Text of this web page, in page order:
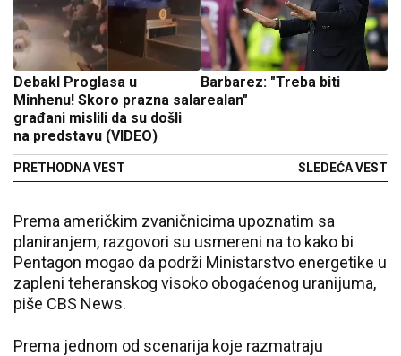
Debakl Proglasa u
Minhenu! Skoro prazna sala
građani mislili da su došli
na predstavu (VIDEO)
PRETHODNA VEST
Barbarez: "Treba biti
realan"
SLEDEĆA VEST
Prema američkim zvaničnicima upoznatim sa
planiranjem, razgovori su usmereni na to kako bi
Pentagon mogao da podrži Ministarstvo energetike u
zapleni teheranskog visoko obogaćenog uranijuma,
piše CBS News.
Prema jednom od scenarija koje razmatraju